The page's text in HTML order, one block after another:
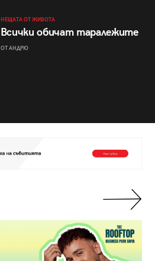
НЕЩАТА ОТ ЖИВОТА
Всички обичат таралежите
ОТ АНДРЮ